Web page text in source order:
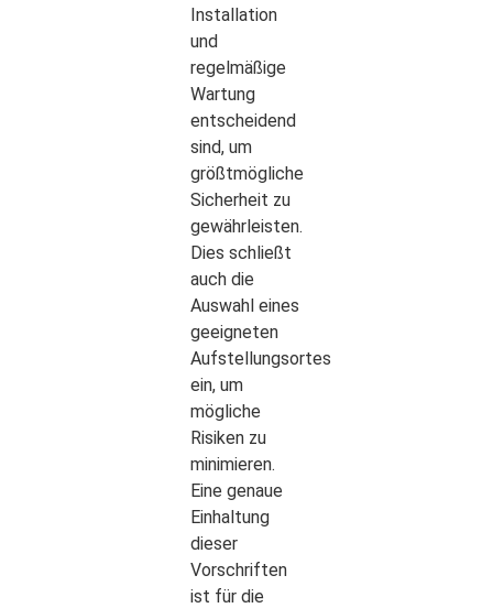
Installation
und
regelmäßige
Wartung
entscheidend
sind, um
größtmögliche
Sicherheit zu
gewährleisten.
Dies schließt
auch die
Auswahl eines
geeigneten
Aufstellungsortes
ein, um
mögliche
Risiken zu
minimieren.
Eine genaue
Einhaltung
dieser
Vorschriften
ist für die